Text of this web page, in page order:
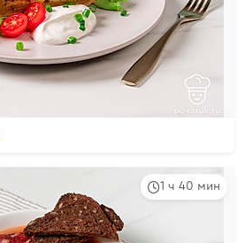
1 ч 40 мин